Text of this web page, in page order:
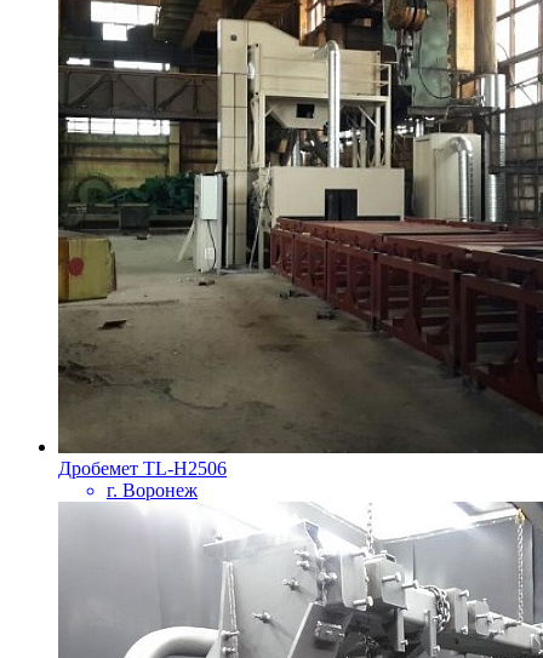
Дробемет TL-H2506
г. Воронеж